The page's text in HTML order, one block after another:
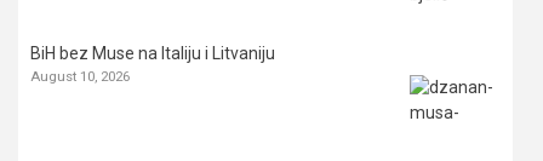
BiH bez Muse na Italiju i Litvaniju
August 10, 2026